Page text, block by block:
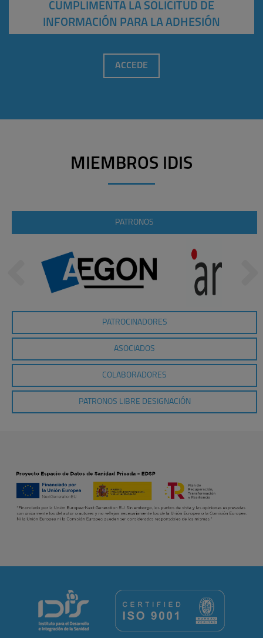
CUMPLIMENTA LA SOLICITUD DE
INFORMACIÓN PARA LA ADHESIÓN
ACCEDE
MIEMBROS IDIS
PATRONOS
PATROCINADORES
ASOCIADOS
COLABORADORES
PATRONOS LIBRE DESIGNACIÓN